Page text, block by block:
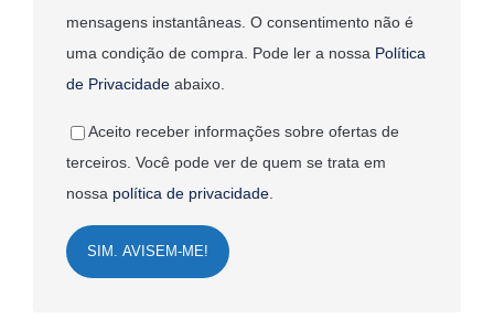
mensagens instantâneas. O consentimento não é
uma condição de compra. Pode ler a nossa Política
de Privacidadeabaixo.
Aceito receber informações sobre ofertas de
terceiros. Você pode ver de quem se trata em
nossa política de privacidade.
SIM. AVISEM-ME!